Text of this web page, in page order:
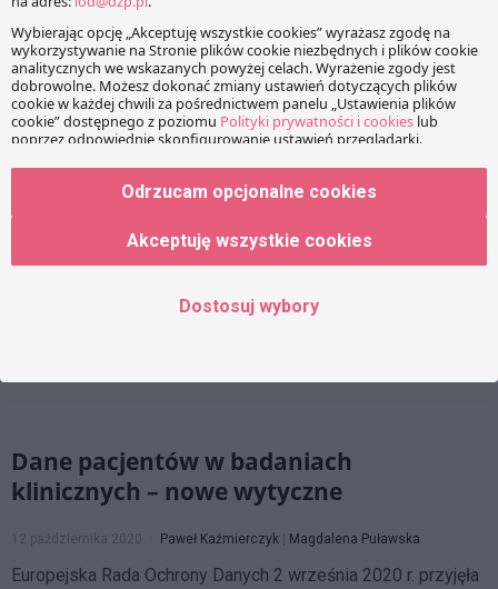
Zmiany w prowadzeniu badań
klinicznych w Polsce
28 października 2020 Magdalena Puławska|Wiktor Krzymowski
dnia 16 lipca 2020 r. o zmianie ustawy o zawodach lekarza i
lekarza dentysty oraz niektórych innych ustaw dotyczące
prowadzenie badań klinicznych produktów leczniczych w
Dane pacjentów w badaniach
klinicznych – nowe wytyczne
12 października 2020 Paweł Kaźmierczyk | Magdalena Puławska
Europejska Rada Ochrony Danych 2 września 2020 r. przyjęła
Odrzucam opcjonalne cookies
Akceptuję wszystkie cookies
Dostosuj wybory